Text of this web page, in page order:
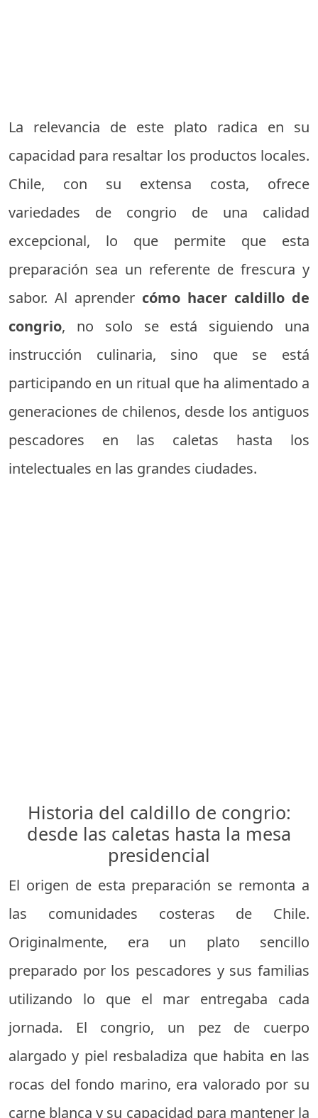
La relevancia de este plato radica en su
capacidad para resaltar los productos locales.
Chile, con su extensa costa, ofrece
variedades de congrio de una calidad
excepcional, lo que permite que esta
preparación sea un referente de frescura y
sabor. Al aprender cómo hacer caldillo de
congrio, no solo se está siguiendo una
instrucción culinaria, sino que se está
participando en un ritual que ha alimentado a
generaciones de chilenos, desde los antiguos
pescadores en las caletas hasta los
intelectuales en las grandes ciudades.
Historia del caldillo de congrio:
desde las caletas hasta la mesa
presidencial
El origen de esta preparación se remonta a
las comunidades costeras de Chile.
Originalmente, era un plato sencillo
preparado por los pescadores y sus familias
utilizando lo que el mar entregaba cada
jornada. El congrio, un pez de cuerpo
alargado y piel resbaladiza que habita en las
rocas del fondo marino, era valorado por su
carne blanca y su capacidad para mantener la